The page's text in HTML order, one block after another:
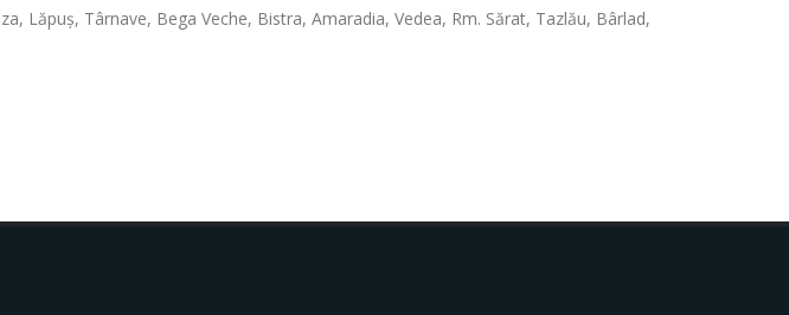
Lăpuș, Târnave, Bega Veche, Bistra, Amaradia, Vedea, Rm. Sărat, Tazlău, Bârlad,